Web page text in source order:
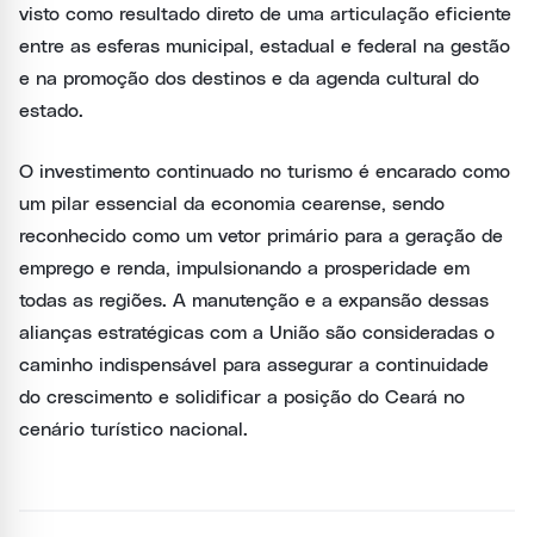
visto como resultado direto de uma articulação eficiente
entre as esferas municipal, estadual e federal na gestão
e na promoção dos destinos e da agenda cultural do
estado.
O investimento continuado no turismo é encarado como
um pilar essencial da economia cearense, sendo
reconhecido como um vetor primário para a geração de
emprego e renda, impulsionando a prosperidade em
todas as regiões. A manutenção e a expansão dessas
alianças estratégicas com a União são consideradas o
caminho indispensável para assegurar a continuidade
do crescimento e solidificar a posição do Ceará no
cenário turístico nacional.